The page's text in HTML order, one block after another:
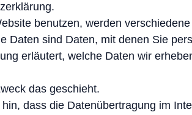
benutzen, werden
Daten sind Daten, mit denen Sie
erläutert, welche Daten wir
das geschieht.
dass die Datenübertragung im